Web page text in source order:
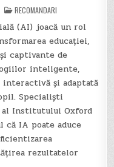
POSTED
IN
RECOMANDARI
(AI) joacă un rol
educației,
captivante de
inteligente,
interactivă și adaptată
Specialiști
Institutului Oxford
IA poate aduce
rezultatelor